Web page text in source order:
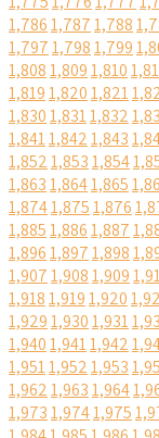
1,7861,7871,788
1,7971,7981,799
1,8081,8091,810
1,8191,8201,821
1,8301,8311,832
1,8411,8421,843
1,8521,8531,854
1,8631,8641,865
1,8741,8751,876
1,8851,8861,887
1,8961,8971,898
1,9071,9081,909
1,9181,9191,920
1,9291,9301,931
1,9401,9411,942
1,9511,9521,953
1,9621,9631,964
1,9731,9741,975